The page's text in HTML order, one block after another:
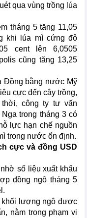
qua vùng trồng lúa
tháng 5 tăng 11,05
khi lúa mì cứng đỏ
cent lên 6,0505
cũng tăng 13,25
Đồng bằng nước Mỹ
cực đến cây trồng,
công ty tư vấn
trong tháng 3 có
lực hạn chế nguồn
trong nước ổn định.
cực và đồng USD
số liệu xuất khẩu
đồng ngô tháng 5
khối lượng ngô được
nằm trong phạm vi